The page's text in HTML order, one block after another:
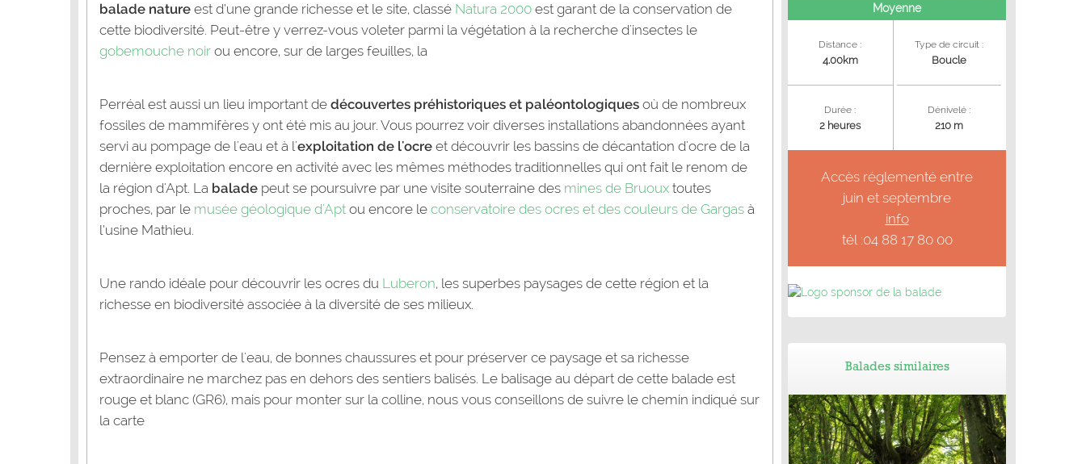
balade nature est d’une grande richesse et le site, classé Natura 2000 est garant de la conservation de
cette biodiversité. Peut-être y verrez-vous voleter parmi la végétation à la recherche d'insectes le
gobemouche noir ou encore, sur de larges feuilles, la
Perréal est aussi un lieu important de découvertes préhistoriques et paléontologiques où de nombreux
fossiles de mammifères y ont été mis au jour. Vous pourrez voir diverses installations abandonnées ayant
servi au pompage de l'eau et à l'exploitation de l'ocre et découvrir les bassins de décantation d'ocre de la
dernière exploitation encore en activité avec les mêmes méthodes traditionnelles qui ont fait le renom de
la région d'Apt. La balade peut se poursuivre par une visite souterraine des mines de Bruoux toutes
proches, par le musée géologique d'Apt ou encore le conservatoire des ocres et des couleurs de Gargas à
l’usine Mathieu.
Une rando idéale pour découvrir les ocres du Luberon, les superbes paysages de cette région et la
richesse en biodiversité associée à la diversité de ses milieux.
Pensez à emporter de l'eau, de bonnes chaussures et pour préserver ce paysage et sa richesse
extraordinaire ne marchez pas en dehors des sentiers balisés. Le balisage au départ de cette balade est
rouge et blanc (GR6), mais pour monter sur la colline, nous vous conseillons de suivre le chemin indiqué sur
la carte
Moyenne
Distance :
4.00km
Type de circuit :
Boucle
Durée :
2 heures
Dénivelé :
210 m
Accès réglementé entre
juin et septembre
info
tél :04 88 17 80 00
Balades similaires